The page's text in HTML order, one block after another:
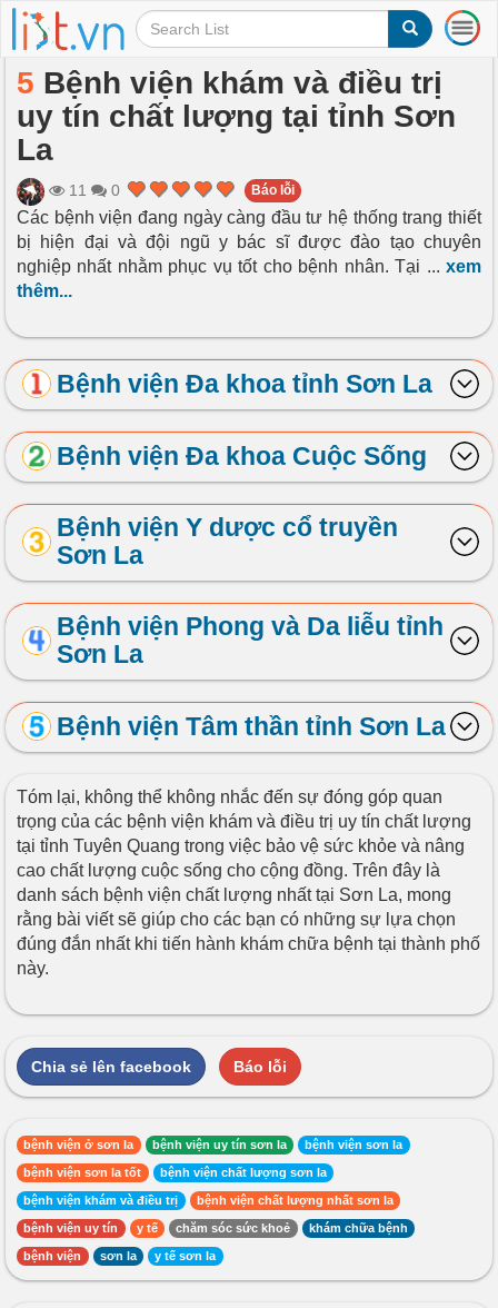
T
o
l
e
g
a
5 Bệnh viện khám và điều trị
uy tín chất lượng tại tỉnh Sơn
La
11 0 Báo lỗi
Các bệnh viện đang ngày càng đầu tư hệ thống trang thiết
bị hiện đại và đội ngũ y bác sĩ được đào tạo chuyên
nghiệp nhất nhằm phục vụ tốt cho bệnh nhân. Tại ...xem
thêm...
Bệnh viện Đa khoa tỉnh Sơn La
Bệnh viện Đa khoa Cuộc Sống
Bệnh viện Y dược cổ truyền
Sơn La
Bệnh viện Phong và Da liễu tỉnh
Sơn La
Bệnh viện Tâm thần tỉnh Sơn La
Tóm lại, không thể không nhắc đến sự đóng góp quan
trọng của các bệnh viện khám và điều trị uy tín chất lượng
tại tỉnh Tuyên Quang trong việc bảo vệ sức khỏe và nâng
cao chất lượng cuộc sống cho cộng đồng. Trên đây là
danh sách bệnh viện chất lượng nhất tại Sơn La, mong
rằng bài viết sẽ giúp cho các bạn có những sự lựa chọn
đúng đắn nhất khi tiến hành khám chữa bệnh tại thành phố
này.
Chia sẻ lên facebook Báo lỗi
bệnh viện ở sơn la bệnh viện uy tín sơn la bệnh viện sơn la
bệnh viện sơn la tốt bệnh viện chất lượng sơn la
bệnh viện khám và điều trị bệnh viện chất lượng nhất sơn la
bệnh viện uy tín y tế chăm sóc sức khoẻ khám chữa bệnh
bệnh viện sơn la y tế sơn la